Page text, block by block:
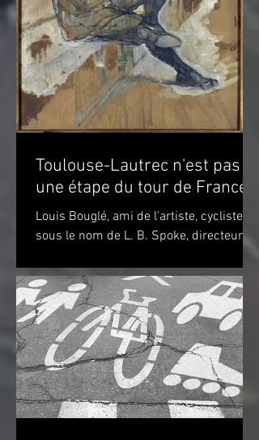
Toulouse-Lautrec n'est pas
une étape du tour de France!
Louis Bouglé, ami de l'artiste, cycliste
sous le nom de L. B. Spoke, directeur de
Lautrec 1898 (huile...